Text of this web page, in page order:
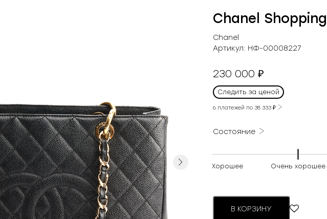
Next
Chanel
Chanel
Артикул: НФ-00008227
230 000 ₽
Следить за ценой
6 платежей по 38 333 ₽
Состояние
Хорошее Очень хорошее
В КОРЗИНУ